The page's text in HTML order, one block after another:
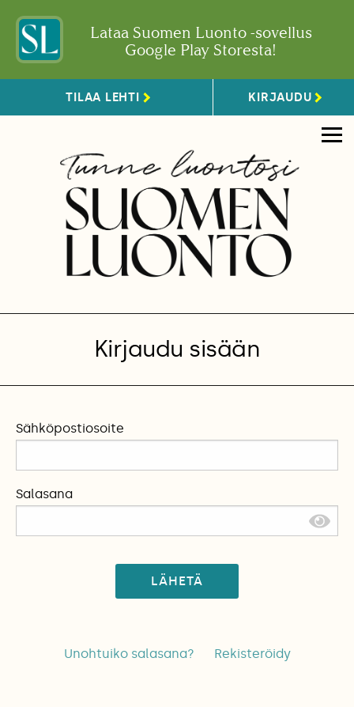
Lataa Suomen Luonto -sovellus
Google Play Storesta!
TILAA LEHTI KIRJAUDU
Kirjaudu sisään
Sähköpostiosoite
Salasana
LÄHETÄ
Unohtuiko salasana? Rekisteröidy